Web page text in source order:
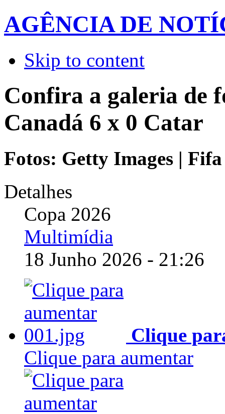
AGÊNCIA DE
Skip to content
Confira a galeria de
Canadá 6 x 0 Catar
Fotos: Getty Images | Fifa
Detalhes
Copa 2026
Multimídia
18 Junho 2026 - 21:26
Clique
Clique para aumentar